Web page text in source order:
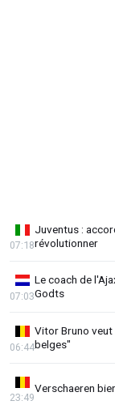
Juventus :
révolutionner
07:18
Le coach de
Godts
07:03
Vitor Bruno
belges"
06:44
Verschaeren
23:49